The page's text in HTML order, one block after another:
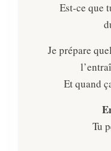
Est-ce que
Je prépare
Et quand
Tu